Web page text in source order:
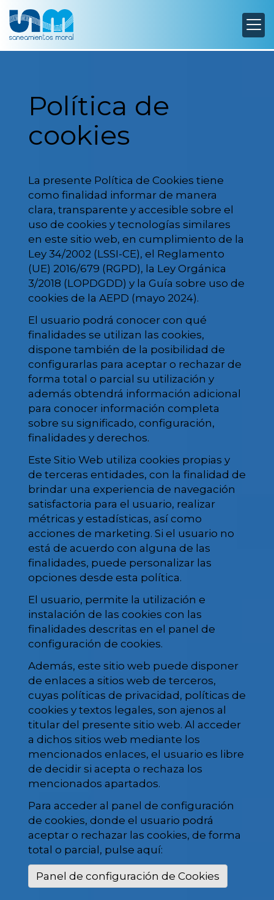
Política de
cookies
La presente Política de Cookies tiene
como finalidad informar de manera
clara, transparente y accesible sobre el
uso de cookies y tecnologías similares
en este sitio web, en cumplimiento de la
Ley 34/2002 (LSSI-CE), el Reglamento
(UE) 2016/679 (RGPD), la Ley Orgánica
3/2018 (LOPDGDD) y la Guía sobre uso de
cookies de la AEPD (mayo 2024).
El usuario podrá conocer con qué
finalidades se utilizan las cookies,
dispone también de la posibilidad de
configurarlas para aceptar o rechazar de
forma total o parcial su utilización y
además obtendrá información adicional
para conocer información completa
sobre su significado, configuración,
finalidades y derechos.
Este Sitio Web utiliza cookies propias y
de terceras entidades, con la finalidad de
brindar una experiencia de navegación
satisfactoria para el usuario, realizar
métricas y estadísticas, así como
acciones de marketing. Si el usuario no
está de acuerdo con alguna de las
finalidades, puede personalizar las
opciones desde esta política.
El usuario, permite la utilización e
instalación de las cookies con las
finalidades descritas en el panel de
configuración de cookies.
Además, este sitio web puede disponer
de enlaces a sitios web de terceros,
cuyas políticas de privacidad, políticas de
cookies y textos legales, son ajenos al
titular del presente sitio web. Al acceder
a dichos sitios web mediante los
mencionados enlaces, el usuario es libre
de decidir si acepta o rechaza los
mencionados apartados.
Para acceder al panel de configuración
de cookies, donde el usuario podrá
aceptar o rechazar las cookies, de forma
total o parcial, pulse aquí:
Panel de configuración de Cookies